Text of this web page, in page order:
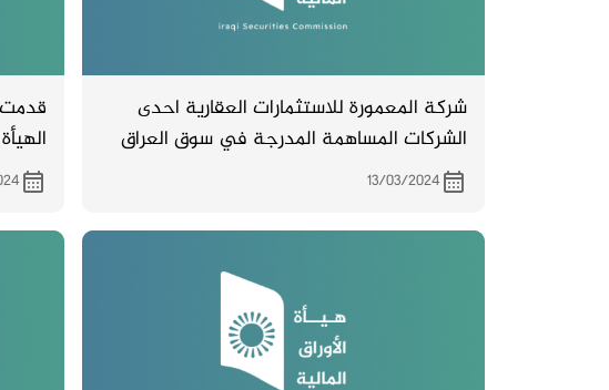
شركة المعمورة للاستثمارات العقارية احدى
الشركات المساهمة المدرجة في سوق العراق
للاوراق المالية تدعو مساهميها لحضور اجتماع
الهيئة العامة والمزمع انعقاده بتاريخ
3/4/2024 في فندق بلوم الكائن في عرصات
13/03/2024
قدمت
.